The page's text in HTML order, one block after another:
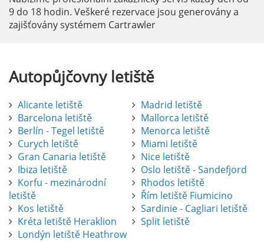
9 do 18 hodin. Veškeré rezervace jsou generovány a
zajišťovány systémem Cartrawler
Autopůjčovnyletiště
Alicante letiště
Barcelona letiště
Berlín - Tegel letiště
Curych letiště
Gran Canaria letiště
Ibiza letiště
Korfu - mezinárodní
letiště
Kos letiště
Kréta letiště Heraklion
Londýn letiště Heathrow
Madrid letiště
Mallorca letiště
Menorca letiště
Miami letiště
Nice letiště
Oslo letiště - Sandefjord
Rhodos letiště
Řím letiště Fiumicino
Sardinie - Cagliari letiště
Split letiště